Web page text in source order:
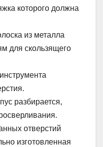
которого должна
из металла
для скользящего
разбирается,
отверстий
изготовленная